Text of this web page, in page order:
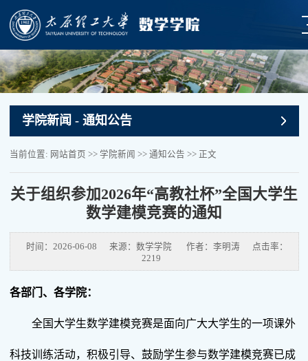
学院新闻 - 通知公告
当前位置: 网站首页 >> 学院新闻 >> 通知公告 >> 正文
关于组织参加2026年“高教社杯”全国大学生
数学建模竞赛的通知
时间：2026-06-08 来源：数学学院 作者：李明涛
点击率：
2219
各部门、各学院：
全国大学生数学建模竞赛是面向广大大学生的一项课外
科技训练活动，积极引导、鼓励学生参与数学建模竞赛已成